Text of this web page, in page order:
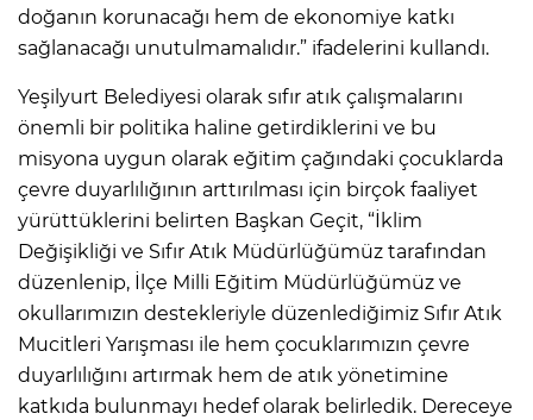
doğanın korunacağı hem de ekonomiye katkı
sağlanacağı unutulmamalıdır.” ifadelerini kullandı.
Yeşilyurt Belediyesi olarak sıfır atık çalışmalarını
önemli bir politika haline getirdiklerini ve bu
misyona uygun olarak eğitim çağındaki çocuklarda
çevre duyarlılığının arttırılması için birçok faaliyet
yürüttüklerini belirten Başkan Geçit, “İklim
Değişikliği ve Sıfır Atık Müdürlüğümüz tarafından
düzenlenip, İlçe Milli Eğitim Müdürlüğümüz ve
okullarımızın destekleriyle düzenlediğimiz Sıfır Atık
Mucitleri Yarışması ile hem çocuklarımızın çevre
duyarlılığını artırmak hem de atık yönetimine
katkıda bulunmayı hedef olarak belirledik. Dereceye